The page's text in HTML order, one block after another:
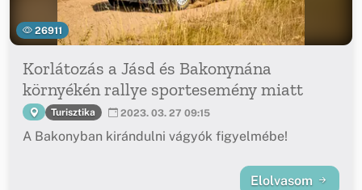
26911
Korlátozás a Jásd és Bakonynána
környékén rallye sportesemény miatt
Turisztika 2023. 03. 27 09:15
A Bakonyban kirándulni vágyók figyelmébe!
Elolvasom